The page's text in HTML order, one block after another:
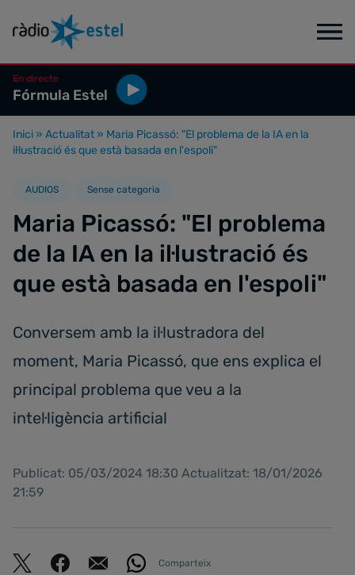
En directe
Fórmula Estel
Inici » Actualitat » Maria Picassó: "El problema de la IA en la
il·lustració és que està basada en l'espoli"
AUDIOS Sense categoria
Maria Picassó: "El problema
de la IA en la il·lustració és
que està basada en l'espoli"
Conversem amb la il·lustradora del
moment, Maria Picassó, que ens explica el
principal problema que veu a la
intel·ligència artificial
Publicat: 05/03/2024 18:30 Actualitzat: 18/01/2026
21:59
Comparteix